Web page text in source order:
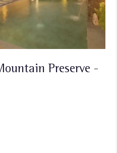
Preserve -